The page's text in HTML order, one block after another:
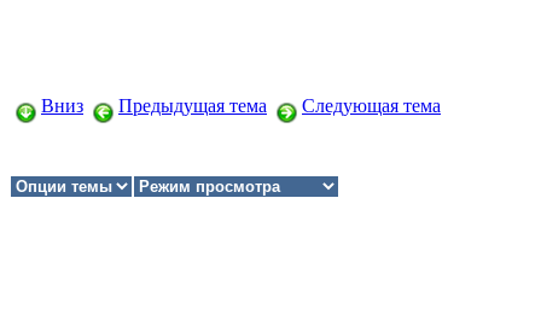
Вниз Предыдущая тема Следующая тема